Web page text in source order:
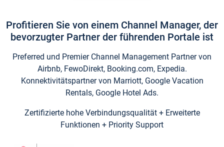
Profitieren Sie von einem Channel Manager, der
bevorzugter Partner der führenden Portale ist
Preferred und Premier Channel Management Partner von
Airbnb, FewoDirekt, Booking.com, Expedia.
Konnektivitätspartner von Marriott, Google Vacation
Rentals, Google Hotel Ads.
Zertifizierte hohe Verbindungsqualität + Erweiterte
Funktionen + Priority Support